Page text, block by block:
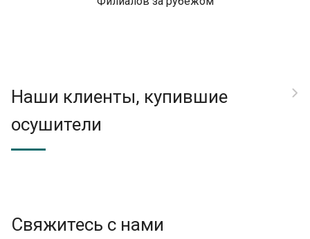
Наши клиенты, купившие
осушители
Свяжитесь с нами